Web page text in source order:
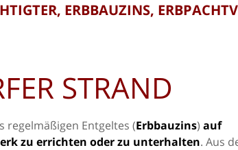
ERBBAUZINS,
STRAND
regelmäßigen Entgeltes (Erbbauzins) auf
zu errichten oder zu unterhalten. Aus